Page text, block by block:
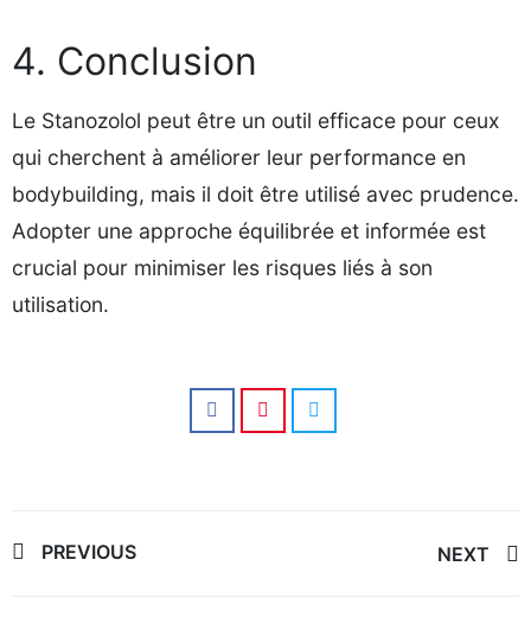
4. Conclusion
Le Stanozolol peut être un outil efficace pour ceux
qui cherchent à améliorer leur performance en
bodybuilding, mais il doit être utilisé avec prudence.
Adopter une approche équilibrée et informée est
crucial pour minimiser les risques liés à son
utilisation.
Post
PREVIOUS NEXT